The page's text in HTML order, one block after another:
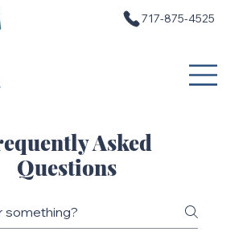
717-875-4525
Asked
Questions